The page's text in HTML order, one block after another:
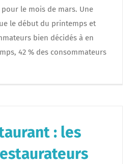
le mois de mars. Une
le début du printemps et
bien décidés à en
42 % des consommateurs
: les